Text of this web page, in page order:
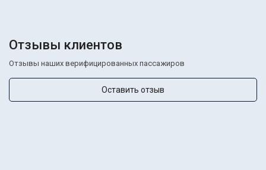
Отзывы клиентов
Отзывы наших верифицированных пассажиров
Оставить отзыв